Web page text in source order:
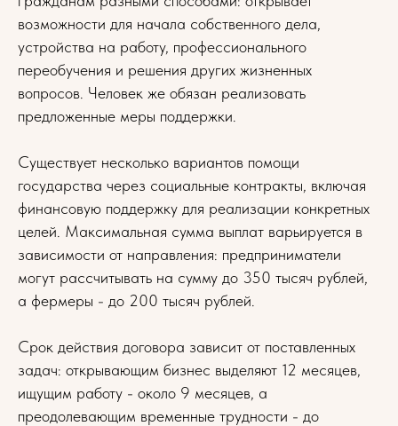
возможности для начала собственного дела,
устройства на работу, профессионального
переобучения и решения других жизненных
вопросов. Человек же обязан реализовать
предложенные меры поддержки.
Существует несколько вариантов помощи
государства через социальные контракты, включая
финансовую поддержку для реализации конкретных
целей. Максимальная сумма выплат варьируется в
зависимости от направления: предприниматели
могут рассчитывать на сумму до 350 тысяч рублей,
а фермеры - до 200 тысяч рублей.
Срок действия договора зависит от поставленных
задач: открывающим бизнес выделяют 12 месяцев,
ищущим работу - около 9 месяцев, а
преодолевающим временные трудности - до